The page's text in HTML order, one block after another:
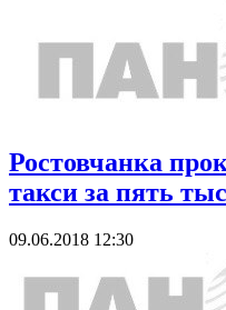
Ростовчанка
такси за пять
09.06.2018 12:30